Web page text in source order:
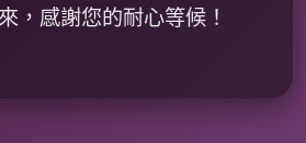
，感謝您的耐心等候！